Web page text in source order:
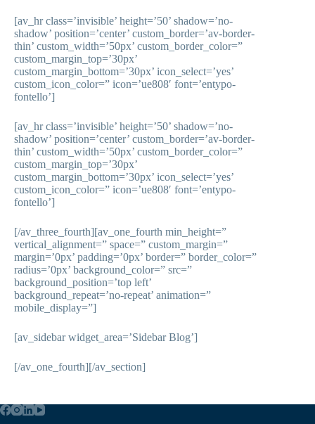
[av_hr class=’invisible’ height=’50’ shadow=’no-
shadow’ position=’center’ custom_border=’av-border-
thin’ custom_width=’50px’ custom_border_color=”
custom_margin_top=’30px’
custom_margin_bottom=’30px’ icon_select=’yes’
custom_icon_color=” icon=’ue808′ font=’entypo-
fontello’]
[av_hr class=’invisible’ height=’50’ shadow=’no-
shadow’ position=’center’ custom_border=’av-border-
thin’ custom_width=’50px’ custom_border_color=”
custom_margin_top=’30px’
custom_margin_bottom=’30px’ icon_select=’yes’
custom_icon_color=” icon=’ue808′ font=’entypo-
fontello’]
[/av_three_fourth][av_one_fourth min_height=”
vertical_alignment=” space=” custom_margin=”
margin=’0px’ padding=’0px’ border=” border_color=”
radius=’0px’ background_color=” src=”
background_position=’top left’
background_repeat=’no-repeat’ animation=”
mobile_display=”]
[av_sidebar widget_area=’Sidebar Blog’]
[/av_one_fourth][/av_section]